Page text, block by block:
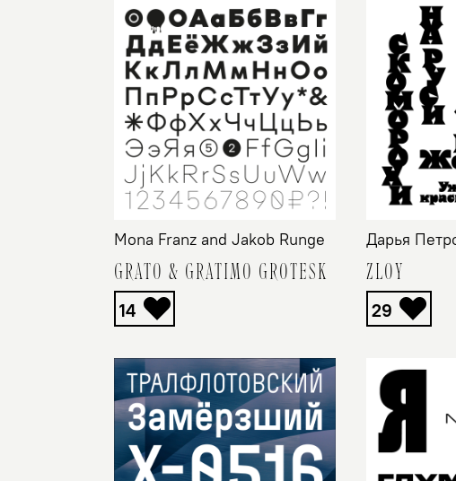
Mona Franz and Jakob Runge
GRATO & GRATIMO GROTESK
Дарья
ZLOY